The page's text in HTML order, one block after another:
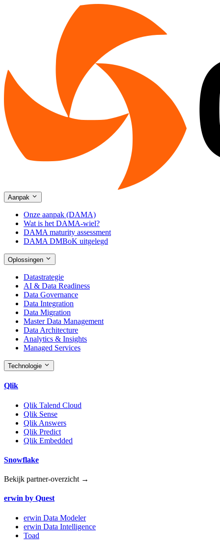
Aanpak
Onze aanpak (DAMA)
Wat is het DAMA-wiel?
DAMA maturity assessment
DAMA DMBoK uitgelegd
Oplossingen
Datastrategie
AI & Data Readiness
Data Governance
Data Integration
Data Migration
Master Data Management
Data Architecture
Analytics & Insights
Managed Services
Technologie
Qlik
Qlik Talend Cloud
Qlik Sense
Qlik Answers
Qlik Predict
Qlik Embedded
Snowflake
Bekijk partner-overzicht →
erwin by Quest
erwin Data Modeler
erwin Data Intelligence
Toad